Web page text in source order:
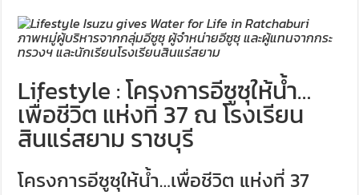
ภาพหมู่ผู้บริหารจากกลุ่มอีซูซุ ผู้จำหน่ายอีซูซุ และผู้แทนจากกระ
ทรวงฯ และนักเรียนโรงเรียนสินแร่สยาม
Lifestyle : โครงการอีซูซุให้น้ำ…
เพื่อชีวิต แห่งที่ 37 ณ โรงเรียน
สินแร่สยาม ราชบุรี
โครงการอีซูซุให้น้ำ…เพื่อชีวิต แห่งที่ 37